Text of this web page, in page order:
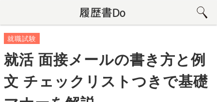
就職試験
就活 面接メールの書き方と例
文 チェックリストつきで基礎